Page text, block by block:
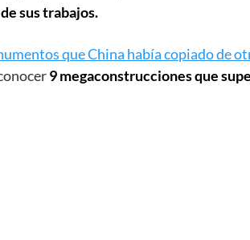
sus trabajos.
que China había copiado de
9 megaconstrucciones que